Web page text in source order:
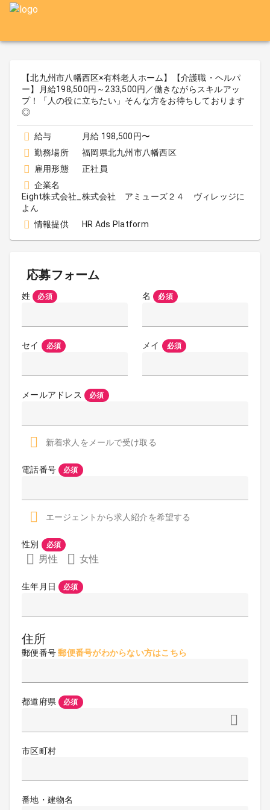
【北九州市八幡西区×有料老人ホーム】【介護職・ヘルパ
ー】月給198,500円～233,500円／働きながらスキルアッ
プ！「人の役に立ちたい」そんな方をお待ちしております
◎
給与
月給 198,500円〜
勤務場所
福岡県北九州市八幡西区
雇用形態
正社員
企業名
Eight株式会社_株式会社 アミューズ２４ ヴィレッジに
よん
情報提供
HR Ads Platform
応募フォーム
姓 必須 名 必須
セイ 必須 メイ 必須
メールアドレス 必須
新着求人をメールで受け取る
電話番号 必須
エージェントから求人紹介を希望する
性別 必須
男性 女性
生年月日 必須
住所
郵便番号郵便番号がわからない方はこちら
都道府県 必須
市区町村
番地・建物名